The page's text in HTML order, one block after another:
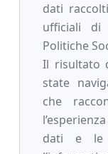
dati
ufficiali
Politiche
Il risultato
state
che
dati e le